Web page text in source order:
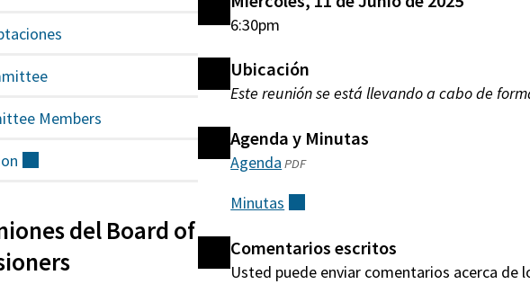
6:30pm
Ubicación
Este reunión se está llevando a cabo de
Agenda y Minutas
Agenda(abre
una
ventana)
PDF
Minutas
Comentarios escritos
Usted puede enviar comentarios acerca de
Members
del Board of